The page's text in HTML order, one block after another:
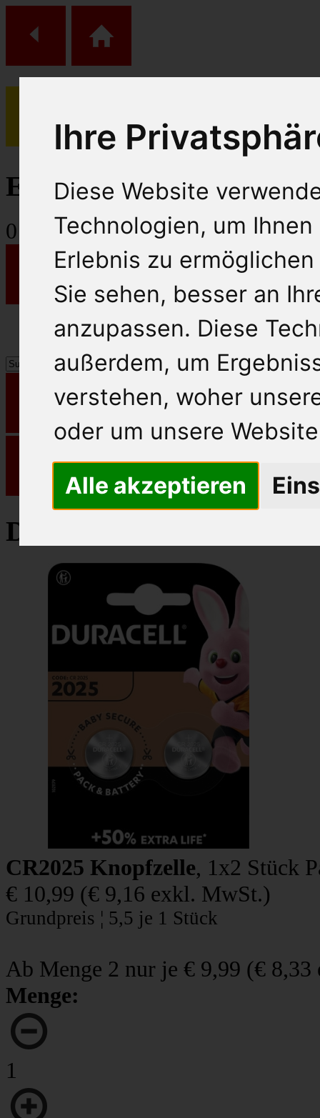
Ihre
Diese Website
Technologien, um
Erlebnis zu
Sie sehen, besser an
anzupassen. Diese
außerdem, um
verstehen, woher
oder um unsere
Alle akzeptieren
(0)
Einkaufs Wagen
0 Artikel
Duracell Batterie
CR2025 Knopfzelle, 1x2 Stück
€ 10,99 (€ 9,16 exkl. MwSt.)
Grundpreis ¦ 5,5 je 1 Stück
Ab Menge 2 nur je € 9,99 (€ 8,33
Menge:
1